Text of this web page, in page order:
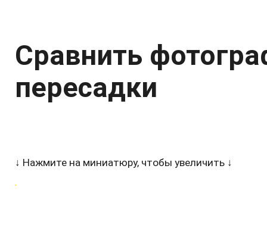
Сравнить
пересадки
↓ Нажмите на миниатюру, чтобы увеличить ↓